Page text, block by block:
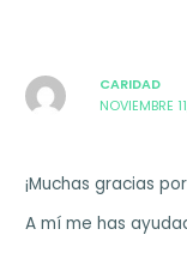
CARIDAD
NOVIEMBRE
¡Muchas gracias
A mí me has